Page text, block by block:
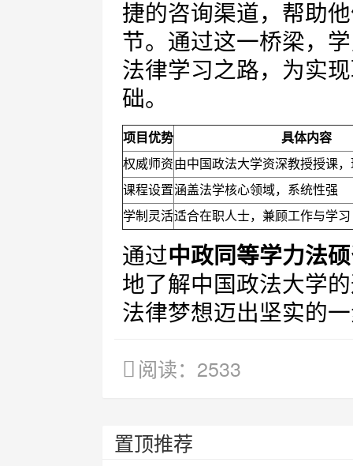
捷的咨询渠道，帮助
节。通过这一桥梁，
法律学习之路，为实
础。
项目优势
具体内容
权威师资由中国政法大学资深教授授课
课程设置涵盖法学核心领域，系统性强
学制灵活适合在职人士，兼顾工作与学习
通过中政同等学力法
地了解中国政法大学
法律梦想迈出坚实的
阅读：2533
置顶推荐